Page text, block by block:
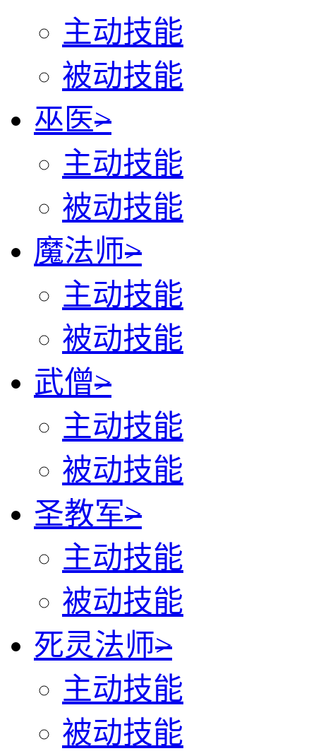
主动技能
被动技能
巫医>
主动技能
被动技能
魔法师>
主动技能
被动技能
武僧>
主动技能
被动技能
圣教军>
主动技能
被动技能
死灵法师>
主动技能
被动技能